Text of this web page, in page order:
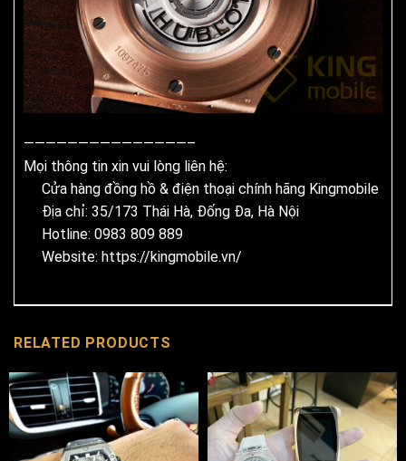
———————————————–
Mọi thông tin xin vui lòng liên hệ:
Cửa hàng đồng hồ & điện thoại chính hãng Kingmobile
Địa chỉ: 35/173 Thái Hà, Đống Đa, Hà Nội
Hotline: 0983 809 889
Website: https://kingmobile.vn/
RELATED PRODUCTS